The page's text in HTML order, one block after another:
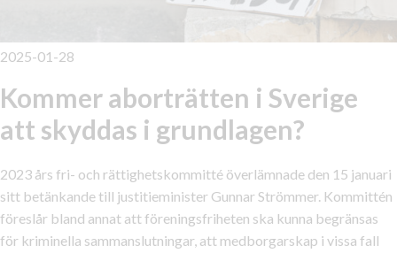
2025-01-28
Kommer aborträtten i Sverige
att skyddas i grundlagen?
2023 års fri- och rättighetskommitté överlämnade den 15 januari
sitt betänkande till justitieminister Gunnar Strömmer. Kommittén
föreslår bland annat att föreningsfriheten ska kunna begränsas
för kriminella sammanslutningar, att medborgarskap i vissa fall